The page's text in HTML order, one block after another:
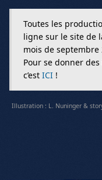
Toutes les
ligne sur le site de
mois de septembre
Pour se donner des
c’est ICI !
Illustration : L. Nuninger &